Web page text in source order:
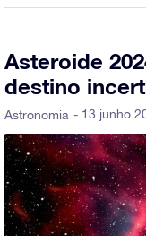
Asteroide
destino
Astronomia - 13 junho